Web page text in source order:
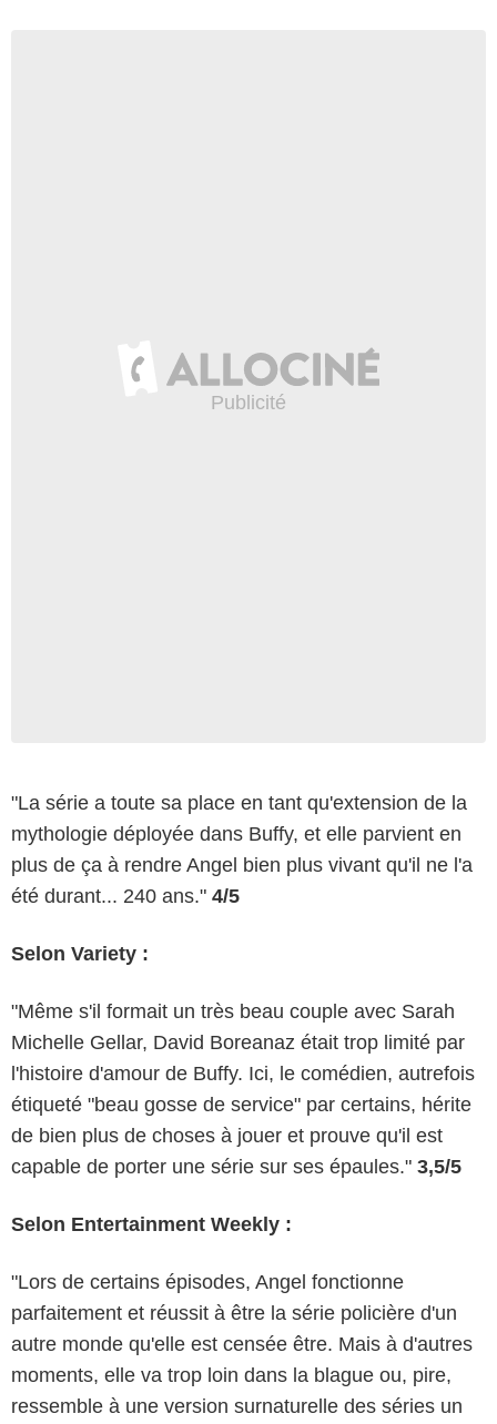
"La série a toute sa place en tant qu'extension de la
mythologie déployée dans Buffy, et elle parvient en
plus de ça à rendre Angel bien plus vivant qu'il ne l'a
été durant... 240 ans." 4/5
Selon Variety :
"Même s'il formait un très beau couple avec Sarah
Michelle Gellar, David Boreanaz était trop limité par
l'histoire d'amour de Buffy. Ici, le comédien, autrefois
étiqueté "beau gosse de service" par certains, hérite
de bien plus de choses à jouer et prouve qu'il est
capable de porter une série sur ses épaules." 3,5/5
Selon Entertainment Weekly :
"Lors de certains épisodes, Angel fonctionne
parfaitement et réussit à être la série policière d'un
autre monde qu'elle est censée être. Mais à d'autres
moments, elle va trop loin dans la blague ou, pire,
ressemble à une version surnaturelle des séries un